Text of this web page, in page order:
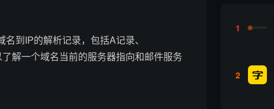
到IP的解析记录，包括A记录、
解一个域名当前的服务器指向和邮件服务
1
2